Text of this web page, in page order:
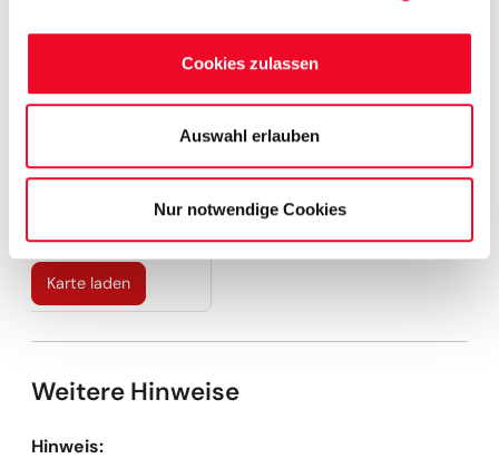
Cookies zulassen
Auswahl erlauben
Nur notwendige Cookies
Schönebeck – Schönebeck BBH
0 €
Wernigerode – Wernigerode Halberstädter Str. BHS Sportforum 0 €
Kartenansicht
An dieser Stelle möchten wir Ihnen gern eine Karte zeigen.
Allerdings werden für das Darstellen zusätzliche
Karte laden
Weitere Hinweise
Hinweis: